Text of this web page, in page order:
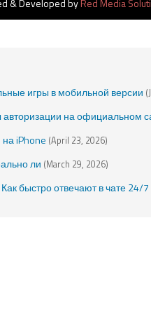
& Developed byRed Media
игры в мобильной версии
авторизации на официальном
на iPhone (April 23, 2026)
ли (March 29, 2026)
быстро отвечают в чате 24/7